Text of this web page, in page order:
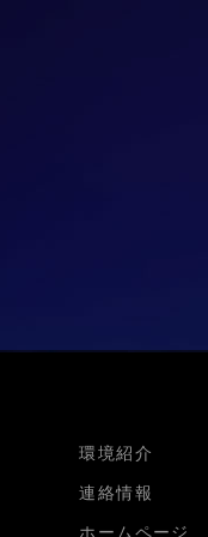
環境紹介
連絡情報
ホームページ